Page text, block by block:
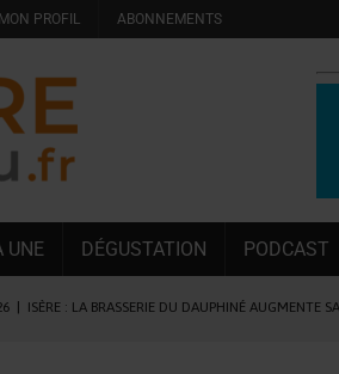
MON PROFIL ABONNEMENTS
UNE DÉGUSTATION PODCAST
ISÈRE : LA BRASSERIE DU DAUPHINÉ AUGMENTE